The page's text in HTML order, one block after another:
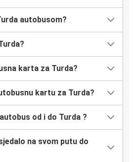
autobusom?
karta za Turda?
kartu za Turda?
od i do Turda ?
na svom putu do